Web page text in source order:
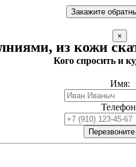
Закажите
×
Кого спросить и
Имя:
из кожи